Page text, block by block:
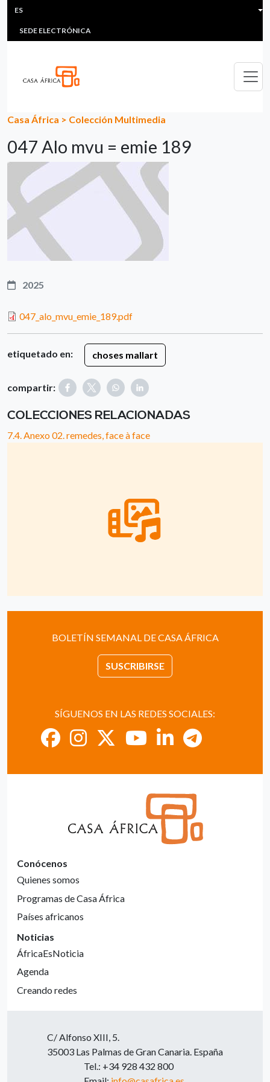
Pasar al contenido principal
HEADER MENU
MULTIMEDIA
SEDE ELECTRÓNICA
ES
Casa África > Colección Multimedia
047 Alo mvu = emie 189
2025
047_alo_mvu_emie_189.pdf
etiquetado en: choses mallart
compartir:
COLECCIONES RELACIONADAS
7.4. Anexo 02. remedes, face à face
BOLETÍN SEMANAL DE CASA ÁFRICA
SUSCRIBIRSE
SÍGUENOS EN LAS REDES SOCIALES:
Conócenos
Quienes somos
Programas de Casa África
Países africanos
Noticias
ÁfricaEsNoticia
Agenda
Creando redes
C/ Alfonso XIII, 5.
35003 Las Palmas de Gran Canaria. España
Tel.: +34 928 432 800